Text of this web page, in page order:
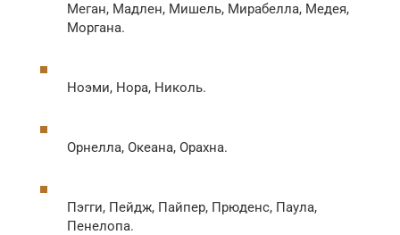
Меган, Мадлен, Мишель, Мирабелла, Медея,
Моргана.
Ноэми, Нора, Николь.
Орнелла, Океана, Орахна.
Пэгги, Пейдж, Пайпер, Прюденс, Паула,
Пенелопа.